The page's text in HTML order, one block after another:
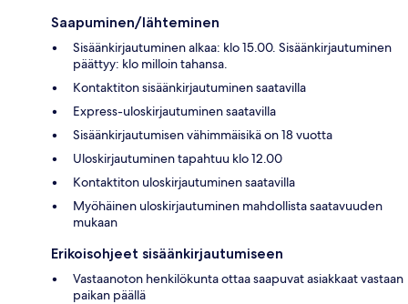
Saapuminen/lähteminen
Sisäänkirjautuminen alkaa: klo 15.00. Sisäänkirjautuminen
päättyy: klo milloin tahansa.
Kontaktiton sisäänkirjautuminen saatavilla
Express-uloskirjautuminen saatavilla
Sisäänkirjautumisen vähimmäisikä on 18 vuotta
Uloskirjautuminen tapahtuu klo 12.00
Kontaktiton uloskirjautuminen saatavilla
Myöhäinen uloskirjautuminen mahdollista saatavuuden
mukaan
Erikoisohjeet sisäänkirjautumiseen
Vastaanoton henkilökunta ottaa saapuvat asiakkaat vastaan
paikan päällä